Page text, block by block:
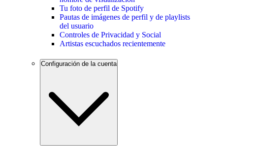
Tu foto de perfil de Spotify
Pautas de imágenes de perfil y de playlists
del usuario
Controles de Privacidad y Social
Artistas escuchados recientemente
Configuración de la cuenta